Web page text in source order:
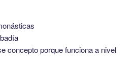
concepto porque funciona a nivel